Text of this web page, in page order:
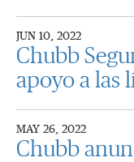
JUN 10, 2022
Chubb
apoyo a las
MAY 26, 2022
Chubb